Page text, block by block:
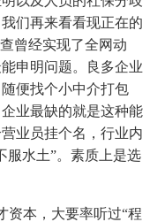
们再来看看现正在的
曾经实现了全网动
申明问题。良多企业
便找个小中介打包
业最缺的就是这种能
业员挂个名，行业内
服水土”。素质上是选
本，大要率听过“程